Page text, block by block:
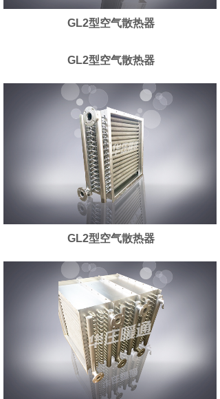
GL2型空气散热器
GL2型空气散热器
GL2型空气散热器